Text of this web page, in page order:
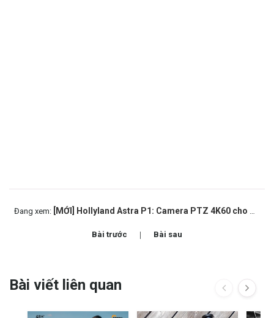
Đang xem: [MỚI] Hollyland Astra P1: Camera PTZ 4K60 cho workflow sản xuất chuyên nghiệp
Bài trước Bài sau
Bài viết liên quan